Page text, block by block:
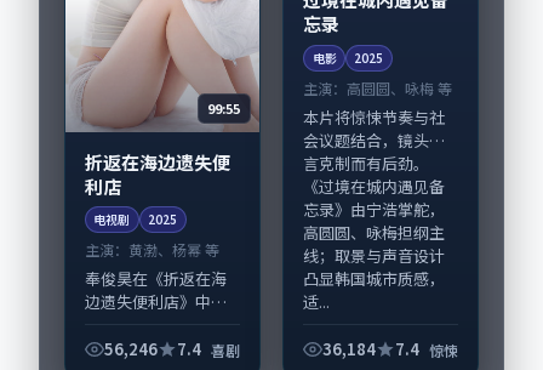
99:55
折返在海边遗失便
利店
电视剧 2025
主演： 黄渤、杨幂 等
奉俊昊在《折返在海
边遗失便利店》中以
剧张力，黄渤、杨幂
56,246 7.4 喜剧
忘录
电影 2025
主演：高圆圆、咏梅 等
本片将惊悚节奏与社
会议题结合，镜头语
言克制而有后劲。
《过境在城内遇见备
忘录》由宁浩掌舵，
高圆圆、咏梅担纲主
线；取景与声音设计
凸显韩国城市质感，
适...
36,184 7.4 惊悚